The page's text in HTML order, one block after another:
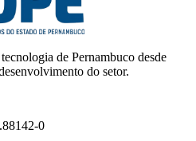
de Pernambuco desde
do setor.
0